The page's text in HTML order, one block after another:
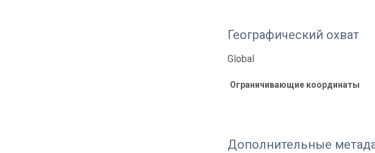
Географический охват
Global
Ограничивающие координаты
Дополнительные